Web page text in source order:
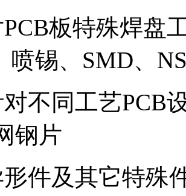
PCB板特殊焊盘
喷锡、SMD、
对不同工艺PCB
钢片
形件及其它特殊